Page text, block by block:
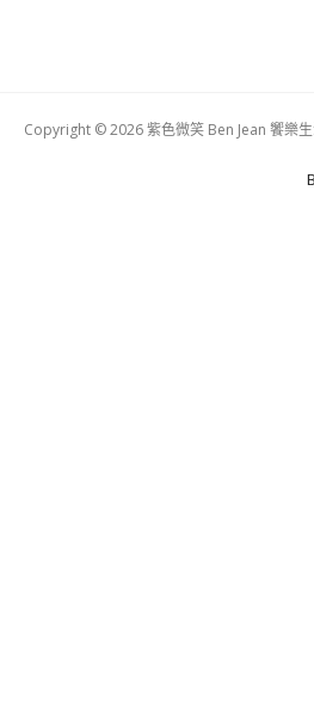
Copyright © 2026 紫色微笑 Ben Jean 饗樂